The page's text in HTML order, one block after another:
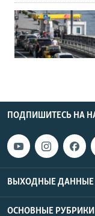
ПОДПИШИТЕСЬ НА
ВЫХОДНЫЕ ДАННЫЕ
ОСНОВНЫЕ РУБРИКИ